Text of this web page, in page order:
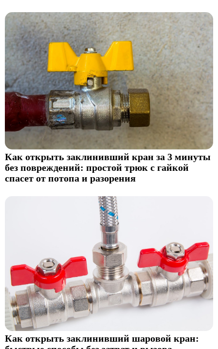
Как открыть заклинивший кран за 3 минуты
без повреждений: простой трюк с гайкой
спасет от потопа и разорения
Как открыть заклинивший шаровой кран: